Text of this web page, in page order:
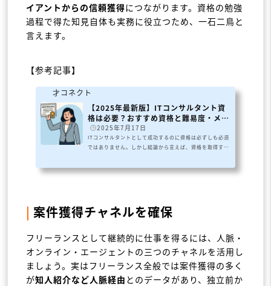
イアントからの信頼獲得につながります。資格の勉強
過程で得た知見自体も実務に役立つため、一石二鳥と
言えます。
【参考記事】
才コネクト
【2025年最新版】ITコンサルタント資
格は必要？おすすめ資格と難易度・メリ
ットを...
️2025年7月17日
ITコンサルタントとして成功するのに資格は必ずしも必須
ではありません。しかし結論から言えば、資格を取得する
からの信頼性を高める強力な武器となるからです。例え
り、難関資格の取得が年収アップにつながる例も少なくあ
りません。つまり、ITコンサルタントにとって資格は無く
| 案件獲得チャネルを確保
フリーランスとして継続的に仕事を得るには、人脈・
オンライン・エージェントの三つのチャネルを活用し
ましょう。実はフリーランス全般では案件獲得の多く
が知人紹介など人脈経由 とのデータがあり、独立前か